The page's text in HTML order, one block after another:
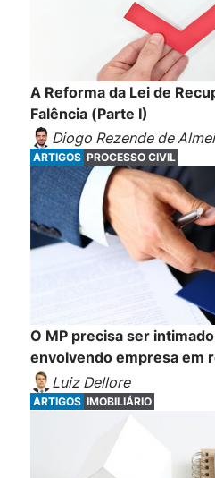
A Reforma da Lei de
Falência (Parte I)
Diogo Rezende de
ARTIGOS PROCESSO CIVIL
O MP precisa ser
envolvendo empresa em
Luiz Dellore
ARTIGOS IMOBILIÁRIO